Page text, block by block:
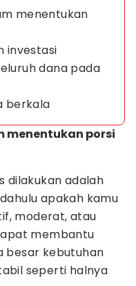
menentukan
investasi
dana pada
berkala
menentukan porsi
dilakukan adalah
apakah kamu
moderat, atau
membantu
besar kebutuhan
seperti halnya